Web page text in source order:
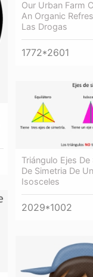
Our Urban Farm
An Organic
Las Drogas
1772*2601
Triángulo Ejes
De Simetria De
Isosceles
2029*1002